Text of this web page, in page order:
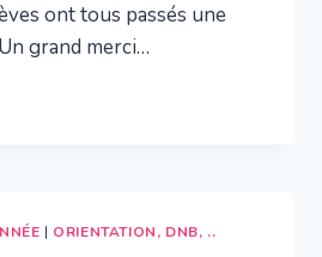
ont tous passés une
grand merci…
| ORIENTATION, DNB, ..